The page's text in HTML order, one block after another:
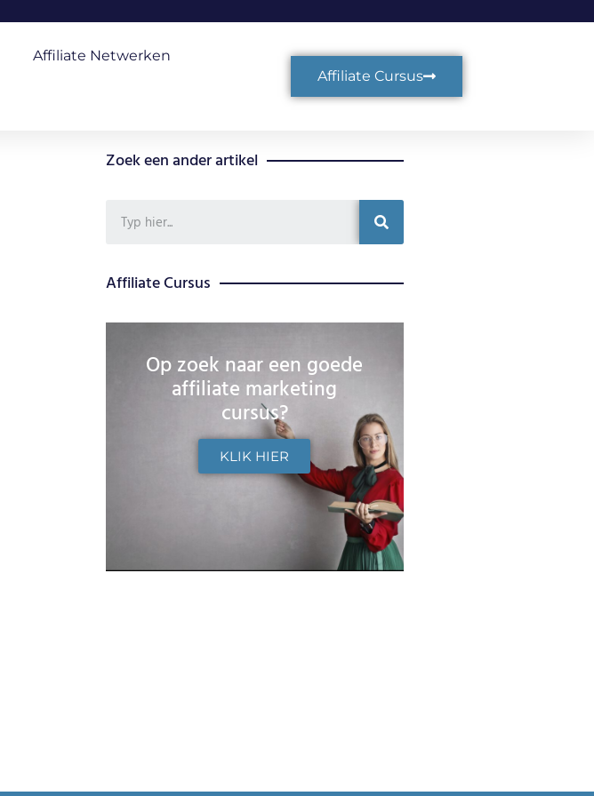
Affiliate Netwerken
Affiliate Cursus
Zoek een ander artikel
Affiliate Cursus
Op zoek naar een goede
affiliate marketing
cursus?
KLIK HIER